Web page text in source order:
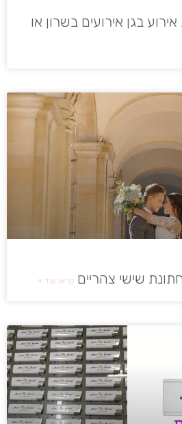
בגן אירועים בשרון או
שישי צהריים קראו עוד »